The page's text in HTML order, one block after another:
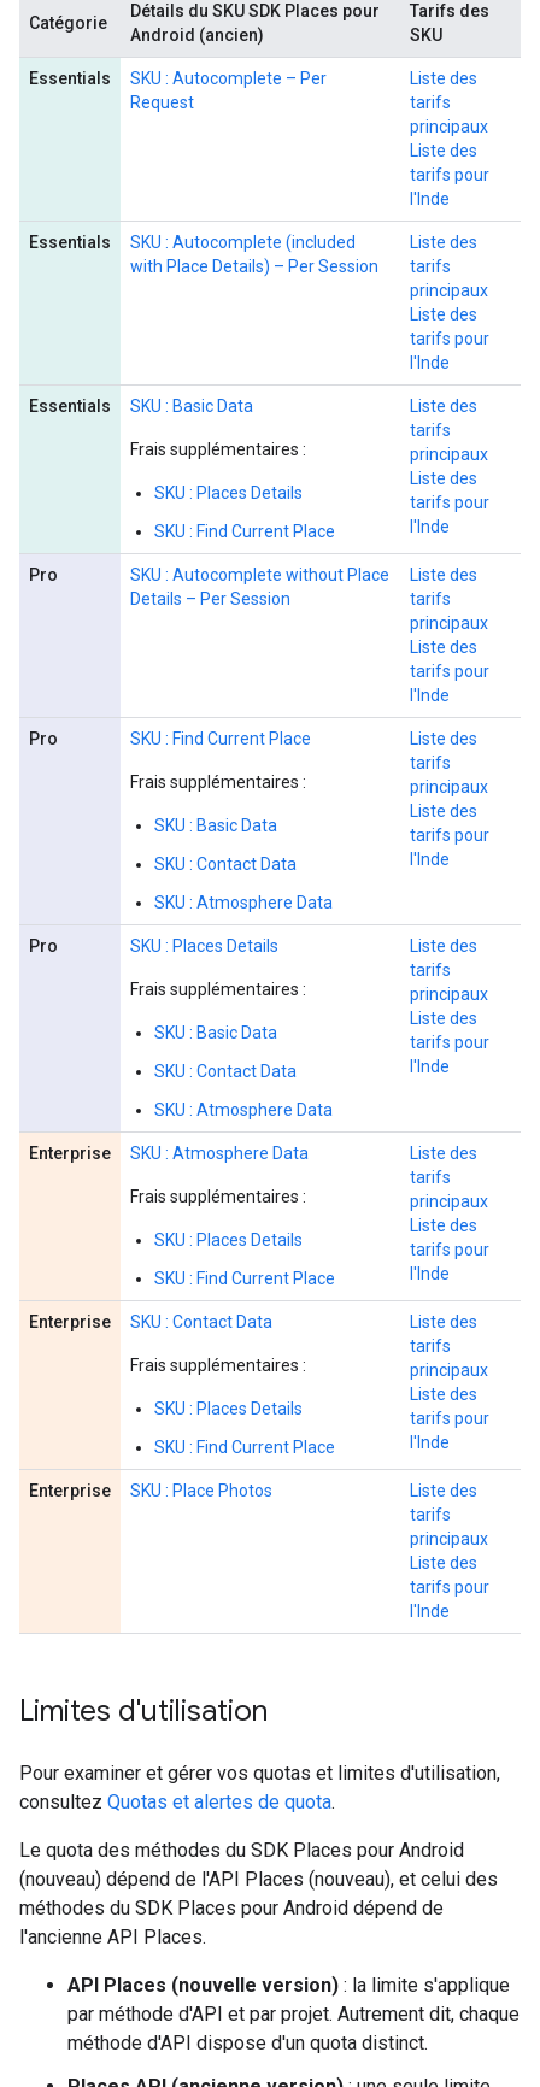
Catégorie
Détails du SKU SDK Places pour
Android (ancien)
Tarifs des
SKU
Essentials
SKU : Autocomplete – Per
Request
Liste des
tarifs
principaux
Liste des
tarifs pour
l'Inde
Essentials
SKU : Autocomplete (included
with Place Details) – Per Session
Liste des
tarifs
principaux
Liste des
tarifs pour
l'Inde
Essentials SKU : Basic Data
Frais supplémentaires :
SKU : Places Details
SKU : Find Current Place
Liste des
tarifs
principaux
Liste des
tarifs pour
l'Inde
Pro
SKU : Autocomplete without Place
Details – Per Session
Liste des
tarifs
principaux
Liste des
tarifs pour
l'Inde
Pro SKU : Find Current Place
Frais supplémentaires :
SKU : Basic Data
SKU : Contact Data
SKU : Atmosphere Data
Liste des
tarifs
principaux
Liste des
tarifs pour
l'Inde
Pro SKU : Places Details
Frais supplémentaires :
SKU : Basic Data
SKU : Contact Data
SKU : Atmosphere Data
Liste des
tarifs
principaux
Liste des
tarifs pour
l'Inde
Enterprise SKU : Atmosphere Data
Frais supplémentaires :
SKU : Places Details
SKU : Find Current Place
Liste des
tarifs
principaux
Liste des
tarifs pour
l'Inde
Enterprise SKU : Contact Data
Frais supplémentaires :
SKU : Places Details
SKU : Find Current Place
Liste des
tarifs
principaux
Liste des
tarifs pour
l'Inde
Enterprise SKU : Place Photos
Liste des
tarifs
principaux
Liste des
tarifs pour
l'Inde
Limites d'utilisation
Pour examiner et gérer vos quotas et limites d'utilisation,
consultez Quotas et alertes de quota.
Le quota des méthodes du SDK Places pour Android
(nouveau) dépend de l'API Places (nouveau), et celui des
méthodes du SDK Places pour Android dépend de
l'ancienne API Places.
API Places (nouvelle version) : la limite s'applique
par méthode d'API et par projet. Autrement dit, chaque
méthode d'API dispose d'un quota distinct.